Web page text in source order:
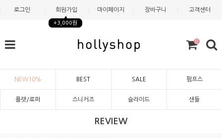
로그인 회원가입
+3,000원
마이페이지 장바구니 고객센터
0
NEW10% BEST SALE 펌프스
플랫/로퍼 스니커즈 슬라이드 샌들
REVIEW